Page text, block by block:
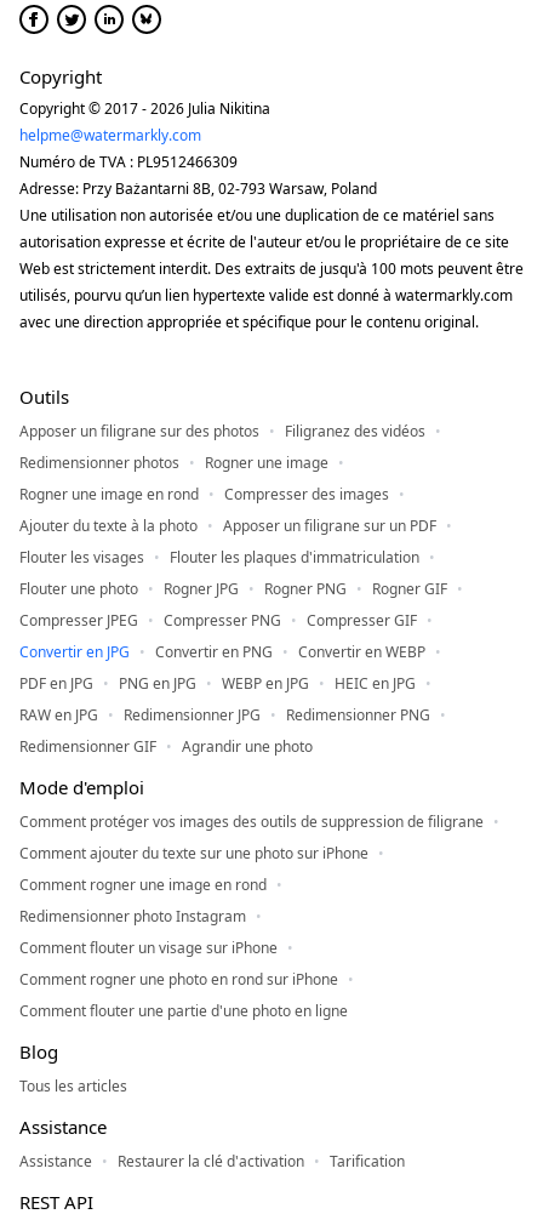
Copyright
Copyright © 2017 - 2026 Julia Nikitina
helpme@watermarkly.com
Numéro de TVA : PL9512466309
Adresse: Przy Bażantarni 8B, 02-793 Warsaw, Poland
Une utilisation non autorisée et/ou une duplication de ce matériel sans
autorisation expresse et écrite de l'auteur et/ou le propriétaire de ce site
Web est strictement interdit. Des extraits de jusqu'à 100 mots peuvent être
utilisés, pourvu qu’un lien hypertexte valide est donné à watermarkly.com
avec une direction appropriée et spécifique pour le contenu original.
Outils
Apposer un filigrane sur des photos
Filigranez des vidéos
Redimensionner photos
Rogner une image
Rogner une image en rond
Compresser des images
Ajouter du texte à la photo
Apposer un filigrane sur un PDF
Flouter les visages
Flouter les plaques d'immatriculation
Flouter une photo
Rogner JPG Rogner PNG
Rogner GIF
Compresser JPEG
Compresser PNG
Compresser GIF
Convertir en JPG
Convertir en PNG
Convertir en WEBP
PDF en JPG
PNG en JPG WEBP en JPG
HEIC en JPG
RAW en JPG
Redimensionner JPG
Redimensionner PNG
Redimensionner GIF
Agrandir une photo
Mode d'emploi
Comment protéger vos images des outils de suppression de filigrane
Comment ajouter du texte sur une photo sur iPhone
Comment rogner une image en rond
Redimensionner photo Instagram
Comment flouter un visage sur iPhone
Comment rogner une photo en rond sur iPhone
Comment flouter une partie d'une photo en ligne
Blog
Tous les articles
Assistance
Assistance Restaurer la clé d'activation Tarification
REST API